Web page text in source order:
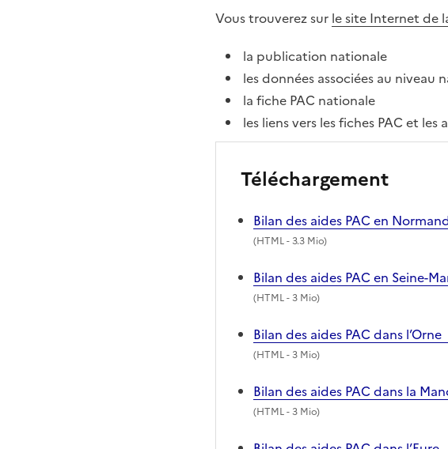
Vous trouverez sur le site Internet de
la publication nationale
les données associées au
la fiche PAC nationale
les liens vers les fiches PAC et
Téléchargement
Bilan des aides PAC en
(HTML- 3.3 Mio)
Bilan des aides PAC en Seine-
(HTML- 3 Mio)
Bilan des aides PAC dans l’Orne
(HTML- 3 Mio)
Bilan des aides PAC dans la
(HTML- 3 Mio)